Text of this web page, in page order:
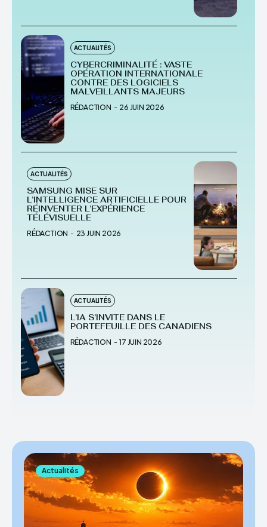
ACTUALITÉS
CYBERCRIMINALITÉ : VASTE
OPÉRATION INTERNATIONALE
CONTRE DES LOGICIELS
MALVEILLANTS MAJEURS
RÉDACTION - 26 JUIN 2026
ACTUALITÉS
SAMSUNG MISE SUR
L’INTELLIGENCE ARTIFICIELLE POUR
RÉINVENTER L’EXPÉRIENCE
TÉLÉVISUELLE
RÉDACTION - 23 JUIN 2026
ACTUALITÉS
L’IA S’INVITE DANS LE
PORTEFEUILLE DES CANADIENS
RÉDACTION - 17 JUIN 2026
Actualités